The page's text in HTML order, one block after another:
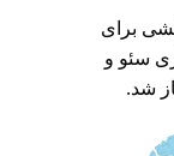
سئو و
شد.